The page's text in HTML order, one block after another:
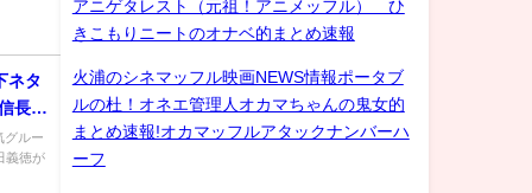
ネタ
長』
ルー
義徳が
アニゲタレスト（元祖！アニメッフル） ひ
きこもりニートのオナベ的まとめ速報
火浦のシネマッフル映画NEWS情報ポータブ
ルの杜！オネエ管理人オカマちゃんの鬼女的
まとめ速報!オカマッフルアタックナンバーハ
ーフ